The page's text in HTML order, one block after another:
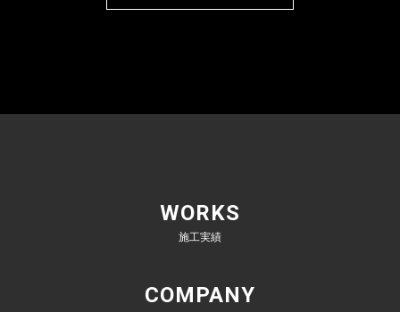
WORKS
施工実績
COMPANY